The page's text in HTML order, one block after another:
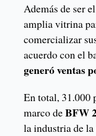
Además de ser
amplia vitrina
comercializar
acuerdo con el
generó ventas
En total, 31.000
marco deBFW
la industria de